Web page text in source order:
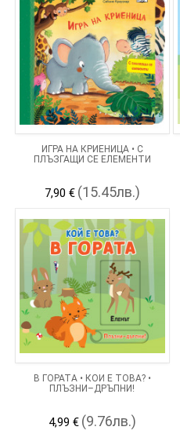
ИГРА НА КРИЕНИЦА • С
ПЛЪЗГАЩИ СЕ ЕЛЕМЕНТИ
7,90 € (15.45лв.)
В ГОРАТА • КОЙ Е ТОВА? •
ПЛЪЗНИ–ДРЪПНИ!
4,99 € (9.76лв.)